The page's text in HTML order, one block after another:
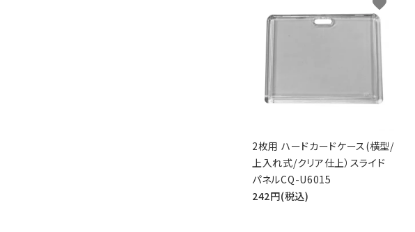
2枚用 ハードカードケース(横型/
上入れ式/クリア仕上）スライド
パネルCQ-U6015
242円(税込)